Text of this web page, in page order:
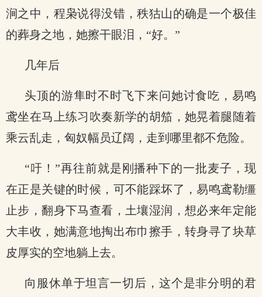
涧之中，程枭说得没错，秩狜山的确是一个极佳
的葬身之地，她擦干眼泪，“好。”
几年后
头顶的游隼时不时飞下来问她讨食吃，易鸣
鸢坐在马上练习吹奏新学的胡笳，她晃着腿随着
乘云乱走，匈奴幅员辽阔，走到哪里都不危险。
“吁！”再往前就是刚播种下的一批麦子，现
在正是关键的时候，可不能踩坏了，易鸣鸢勒缰
止步，翻身下马查看，土壤湿润，想必来年定能
大丰收，她满意地掏出布巾擦手，转身寻了块草
皮厚实的空地躺上去。
向服休单于坦言一切后，这个是非分明的君